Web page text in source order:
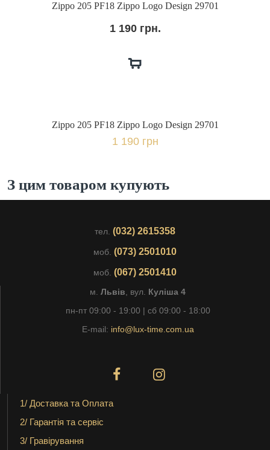
Zippo 205 PF18 Zippo Logo Design 29701
1 190 грн.
Zippo 205 PF18 Zippo Logo Design 29701
1 190 грн
З цим товаром купують
тел. (032) 2615358
моб. (073) 2501010
моб. (067) 2501410
м. Львів , вул. Куліша 4
пн-пт 09:00 - 19:00 | сб 09:00 - 18:00
E-mail: info@lux-time.com.ua
1/ Доставка та Оплата
2/ Гарантія та сервіс
3/ Гравірування